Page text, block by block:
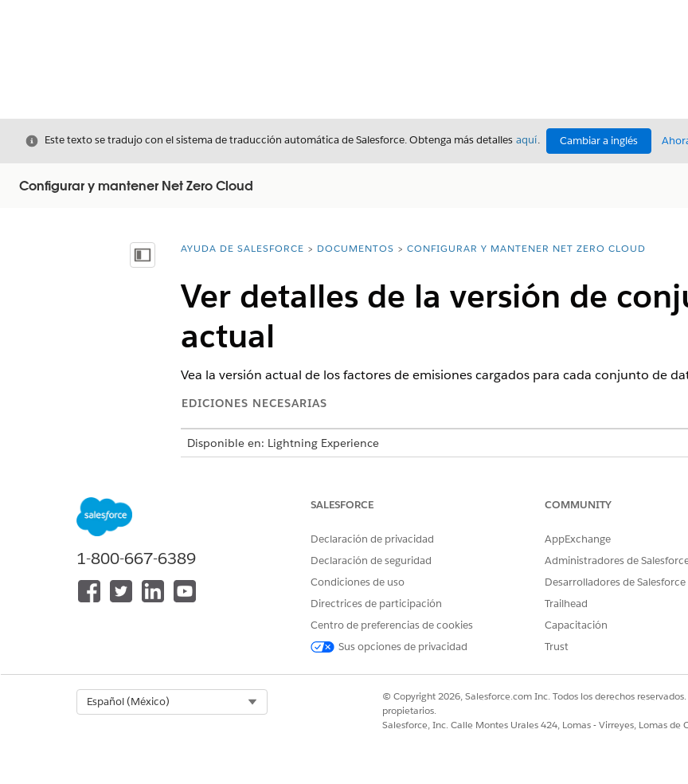
Cerrar
Este texto se tradujo con el sistema de traducción automática de Salesforce. Obtenga más detalles aquí. Cambiar a inglés
Configurar y mantener Net Zero Cloud
Mostrar índice de materias
Usted está aquí:
AYUDA DE SALESFORCE DOCUMENTOS CONFIGURAR Y MANTENER NET ZERO CLOUD
Ver detalles de la versión de
actual
Vea la versión actual de los factores de emisiones cargados para cada conjunto de
EDICIONES NECESARIAS
Disponible en: Lightning Experience
PERMISOS DE USUARIO NECESARIOS
Para ver páginas de configuración:
Ver parámetros y
Para ver conjuntos de datos de factores de emisiones:
Gestionar cargar datos
Desde Configuración, en el cuadro Búsqueda rápida, ingrese
Amplíe un conjunto de datos para ver su historial de versión.
Ver versiones .
¿RESOLVIÓ ESTE ARTÍCULO SU PROBLEMA?
¡Háganos saber cómo podemos mejorar!
1-800-667-6389
SALESFORCE
Declaración de privacidad
Declaración de seguridad
Condiciones de uso
Directrices de participación
Centro de preferencias de cookies
Sus opciones de privacidad
COMMUNITY
AppExchange
Administradores de
Desarrolladores de Salesforce
Trailhead
Capacitación
Trust
Español (México)
© Copyright 2026, Salesforce.com Inc. Todos los derechos
propietarios.
Salesforce, Inc. Calle Montes Urales 424, Lomas - Virreyes, Lomas